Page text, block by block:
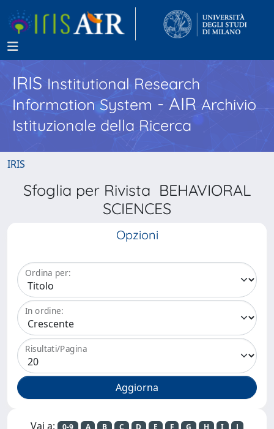
IRISInstitutional Research
Information System - AIR Archivio
Istituzionale della Ricerca
IRIS
Sfoglia per Rivista BEHAVIORAL
SCIENCES
Opzioni
Ordina per:
In ordine:
Risultati/Pagina
Vai a: 0-9 A B C D E F G H I
J